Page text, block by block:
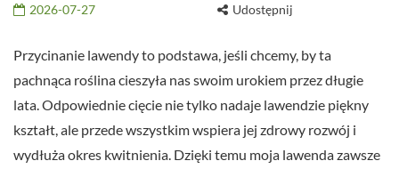
2026-07-27 Udostępnij
Przycinanie lawendy to podstawa, jeśli chcemy, by ta
pachnąca roślina cieszyła nas swoim urokiem przez długie
lata. Odpowiednie cięcie nie tylko nadaje lawendzie piękny
kształt, ale przede wszystkim wspiera jej zdrowy rozwój i
wydłuża okres kwitnienia. Dzięki temu moja lawenda zawsze